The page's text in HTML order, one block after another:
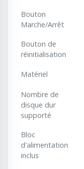
Bouton
Marche/Arrêt
Bouton de
réinitialisation
Matériel
Nombre de
disque dur
supporté
Bloc
d'alimentation
inclus